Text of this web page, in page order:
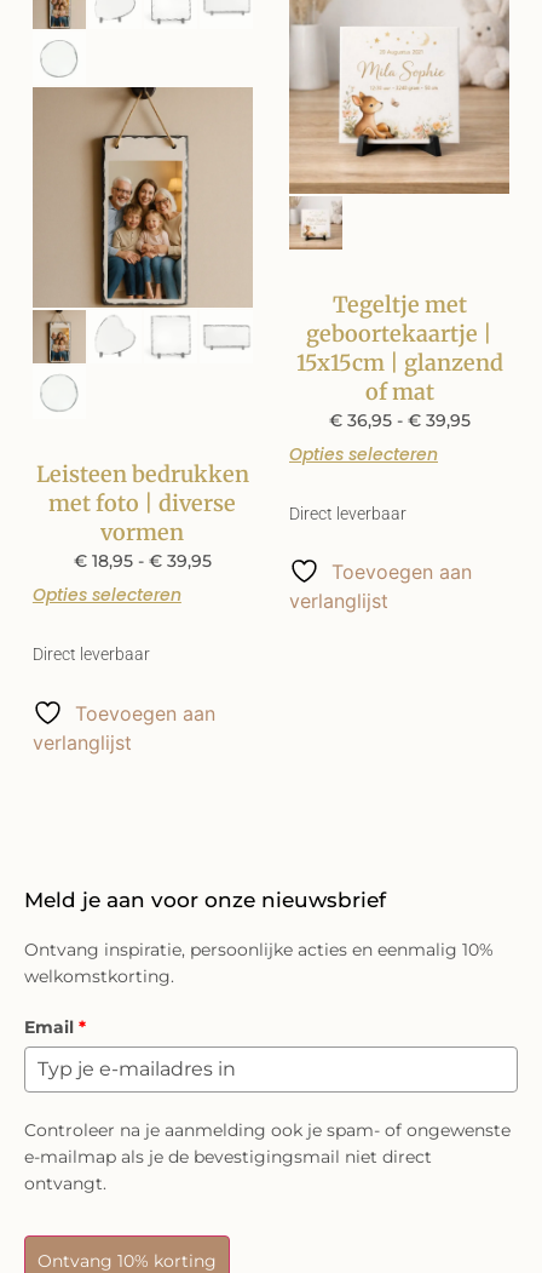
Leisteen bedrukken
met foto | diverse
vormen
€18,95 - €39,95
Opties selecteren
Direct leverbaar
Toevoegen aan
verlanglijst
Tegeltje met
geboortekaartje |
15x15cm | glanzend
of mat
€36,95 - €39,95
Opties selecteren
Direct leverbaar
Toevoegen aan
verlanglijst
Meld je aan voor onze nieuwsbrief
Ontvang inspiratie, persoonlijke acties en eenmalig 10%
welkomstkorting.
Email *
Controleer na je aanmelding ook je spam- of ongewenste
e-mailmap als je de bevestigingsmail niet direct
ontvangt.
Ontvang 10% korting